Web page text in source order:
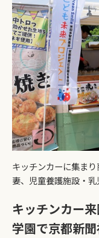
キッチンカーに集ま
妻、児童養護施設・乳
キッチンカー
学園で京都新